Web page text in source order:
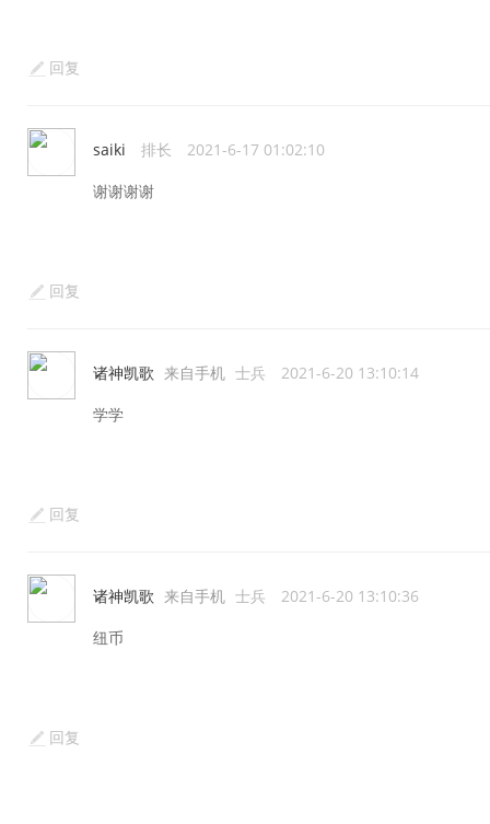
回复
saiki 排长 2021-6-17 01:02:10
谢谢谢谢
回复
诸神凯歌 来自手机 士兵 2021-6-20 13:10:14
学学
回复
诸神凯歌 来自手机 士兵 2021-6-20 13:10:36
纽币
回复